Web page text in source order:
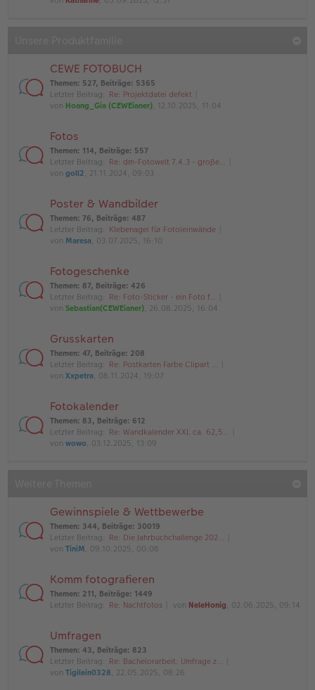
CEWE FOTOBUCH
Themen: 527, Beiträge: 5365
Letzter Beitrag: Re: Projektdatei defekt
von Hoang_Gia (CEWEianer), 12.10.2025, 11:04
Fotos
Themen: 114, Beiträge: 557
Letzter Beitrag: Re: dm-Fotowelt 7.4.3 - große…
von goll2, 21.11.2024, 09:03
Poster & Wandbilder
Themen: 76, Beiträge: 487
Letzter Beitrag: Klebenagel für Fotoleinwände
von Maresa, 03.07.2025, 16:10
Fotogeschenke
Themen: 87, Beiträge: 426
Letzter Beitrag: Re: Foto-Sticker - ein Foto f…
von Sebastian(CEWEianer), 26.08.2025, 16:04
Grusskarten
Themen: 47, Beiträge: 208
Letzter Beitrag: Re: Postkarten Farbe Clipart …
von Xxpetra, 08.11.2024, 19:07
Fotokalender
Themen: 83, Beiträge: 612
Letzter Beitrag: Re: Wandkalender XXL ca. 62,5…
von wowo, 03.12.2025, 13:09
Gewinnspiele & Wettbewerbe
Themen: 344, Beiträge: 30019
Letzter Beitrag: Re: Die Jahrbuchchallenge 202…
von TiniM, 09.10.2025, 00:08
Komm fotografieren
Themen: 211, Beiträge: 1449
Letzter Beitrag: Re: Nachtfotos von NeleHonig, 02.06.2025, 09:14
Umfragen
Themen: 43, Beiträge: 823
Letzter Beitrag: Re: Bachelorarbeit: Umfrage z…
von Tigilein0328, 22.05.2025, 08:26